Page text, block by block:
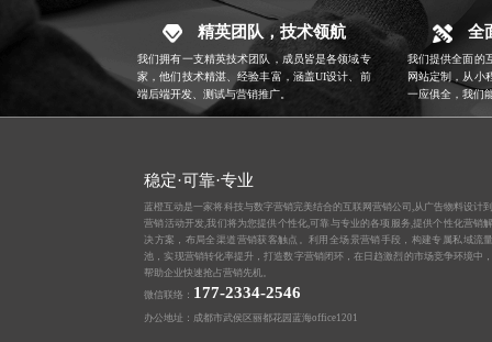
精英团队，技术领航
我们拥有一支精英技术团队，成员皆是各领域专
家，他们技术精湛、经验丰富，涵盖UI设计 、前
端后端开发、测试与营销推广。
全
我们提供全面的
网站定制，从小
一应俱全，我们
稳定·可靠·专业
蓝橙互动是一家将科技与数字营销完美结合的互联网营销公司,从 广告物料设计
营销活动开发,我们将为您提供个性化,可靠与专业的各项服务,提供个性化营销
决方案，布局全渠道营销获客触点。利用全场景营销手段，构建专属私域流
池，实现营销转化率提升，打造数字营销闭环，在日趋激烈的市场竞争环境中
帮助企业快速抢占营销先机。
微信联络： 177-2334-2546
办公地址：成都市武侯区丽都花园蓝海office1201